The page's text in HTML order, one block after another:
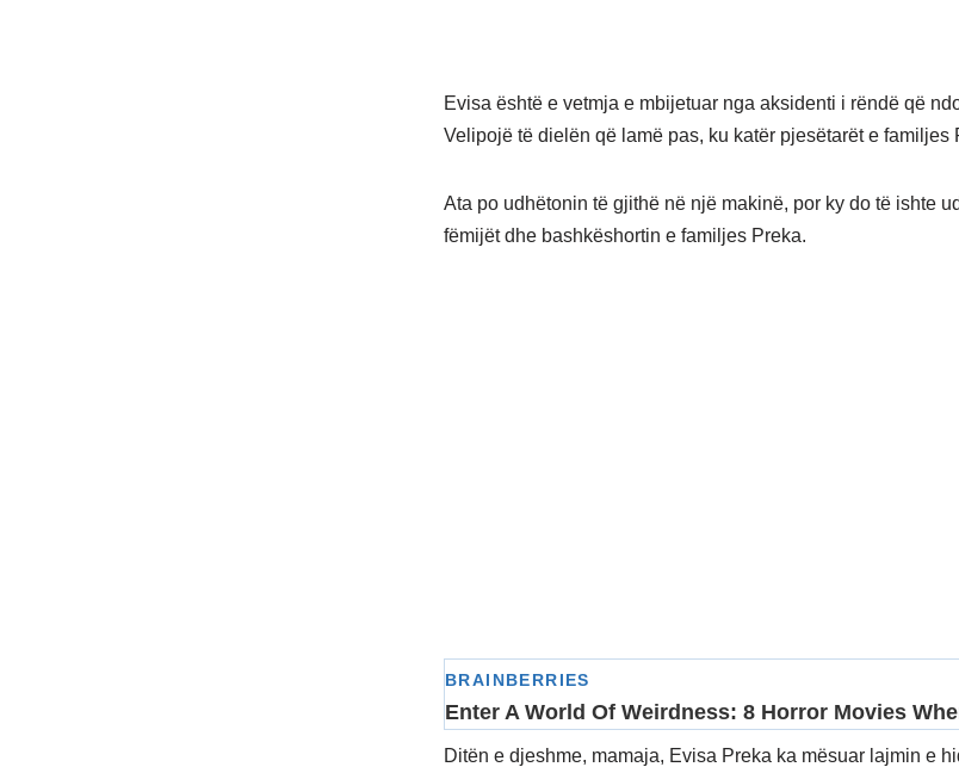
Evisa është e vetmja e mbijetuar nga aksidenti i rëndë që
Velipojë të dielën që lamë pas, ku katër pjesëtarët e familjes
Ata po udhëtonin të gjithë në një makinë, por ky do të ishte
fëmijët dhe bashkëshortin e familjes Preka.
Ditën e djeshme, mamaja, Evisa Preka ka mësuar lajmin e